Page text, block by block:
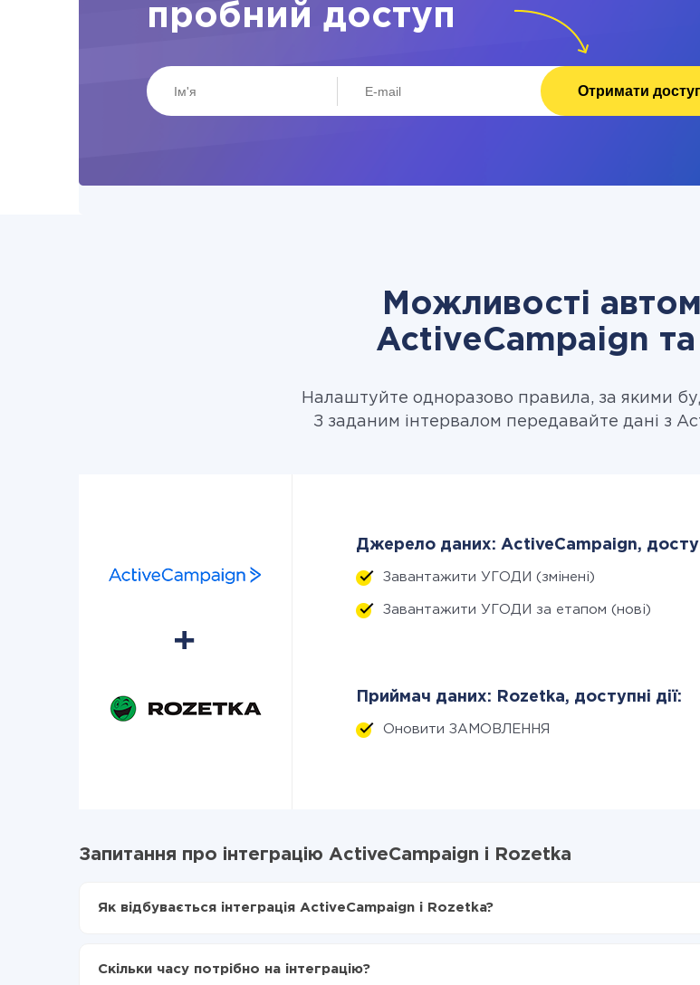
пробний доступ
Отримати
Можливості
ActiveCampaign
Налаштуйте одноразово правила, за якими
З заданим інтервалом передавайте дані з
Джерело даних: ActiveCampaign,
Завантажити УГОДИ (змінені)
Завантажити УГОДИ за етапом (нові)
Приймач даних: Rozetka, доступні дії:
Оновити ЗАМОВЛЕННЯ
Запитання про інтеграцію ActiveCampaign і Rozetka
Як відбувається інтеграція ActiveCampaign і Rozetka?
Включаєте автооновлення
Скільки часу потрібно на інтеграцію?